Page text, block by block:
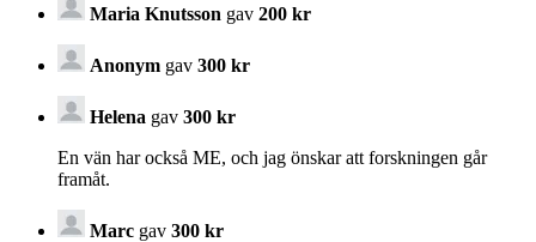
Maria Knutsson gav 200 kr
Anonym gav 300 kr
Helena gav 300 kr
En vän har också ME, och jag önskar att forskningen går
framåt.
Marc gav 300 kr